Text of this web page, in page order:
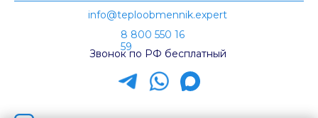
Звонок по РФ бесплатный
8 800 550 16
59
info@teploobmennik.expert